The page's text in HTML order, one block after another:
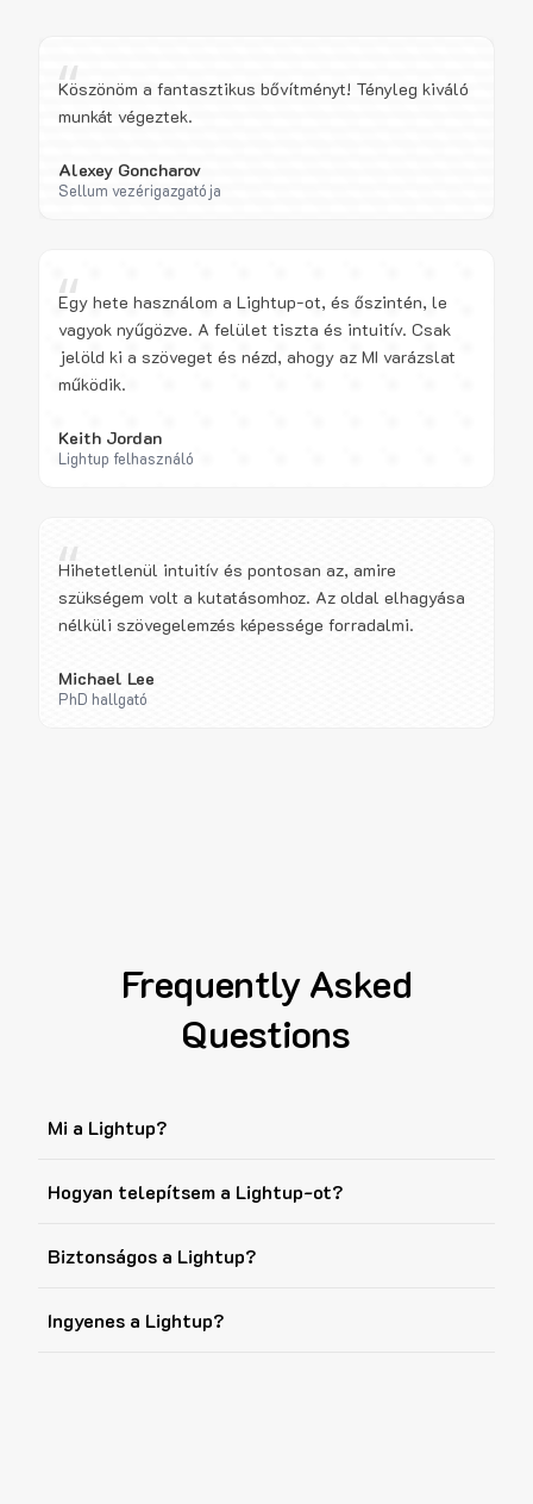
“
Köszönöm a fantasztikus bővítményt! Tényleg kiváló
munkát végeztek.
Alexey Goncharov
Sellum vezérigazgatója
“
Egy hete használom a Lightup-ot, és őszintén, le
vagyok nyűgözve. A felület tiszta és intuitív. Csak
jelöld ki a szöveget és nézd, ahogy az MI varázslat
működik.
Keith Jordan
Lightup felhasználó
“
Hihetetlenül intuitív és pontosan az, amire
szükségem volt a kutatásomhoz. Az oldal elhagyása
nélküli szövegelemzés képessége forradalmi.
Michael Lee
PhD hallgató
Frequently Asked
Questions
Mi a Lightup?
Hogyan telepítsem a Lightup-ot?
Biztonságos a Lightup?
Ingyenes a Lightup?